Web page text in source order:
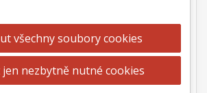
všechny soubory cookies
nezbytně nutné cookies